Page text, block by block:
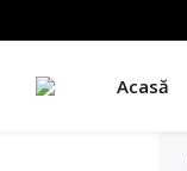
Acasă